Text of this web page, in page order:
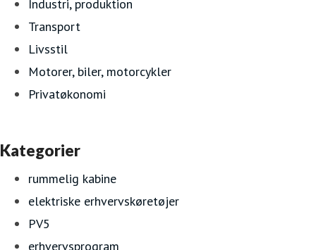
Industri, produktion
Transport
Livsstil
Motorer, biler, motorcykler
Privatøkonomi
Kategorier
rummelig kabine
elektriske erhvervskøretøjer
PV5
erhvervsprogram